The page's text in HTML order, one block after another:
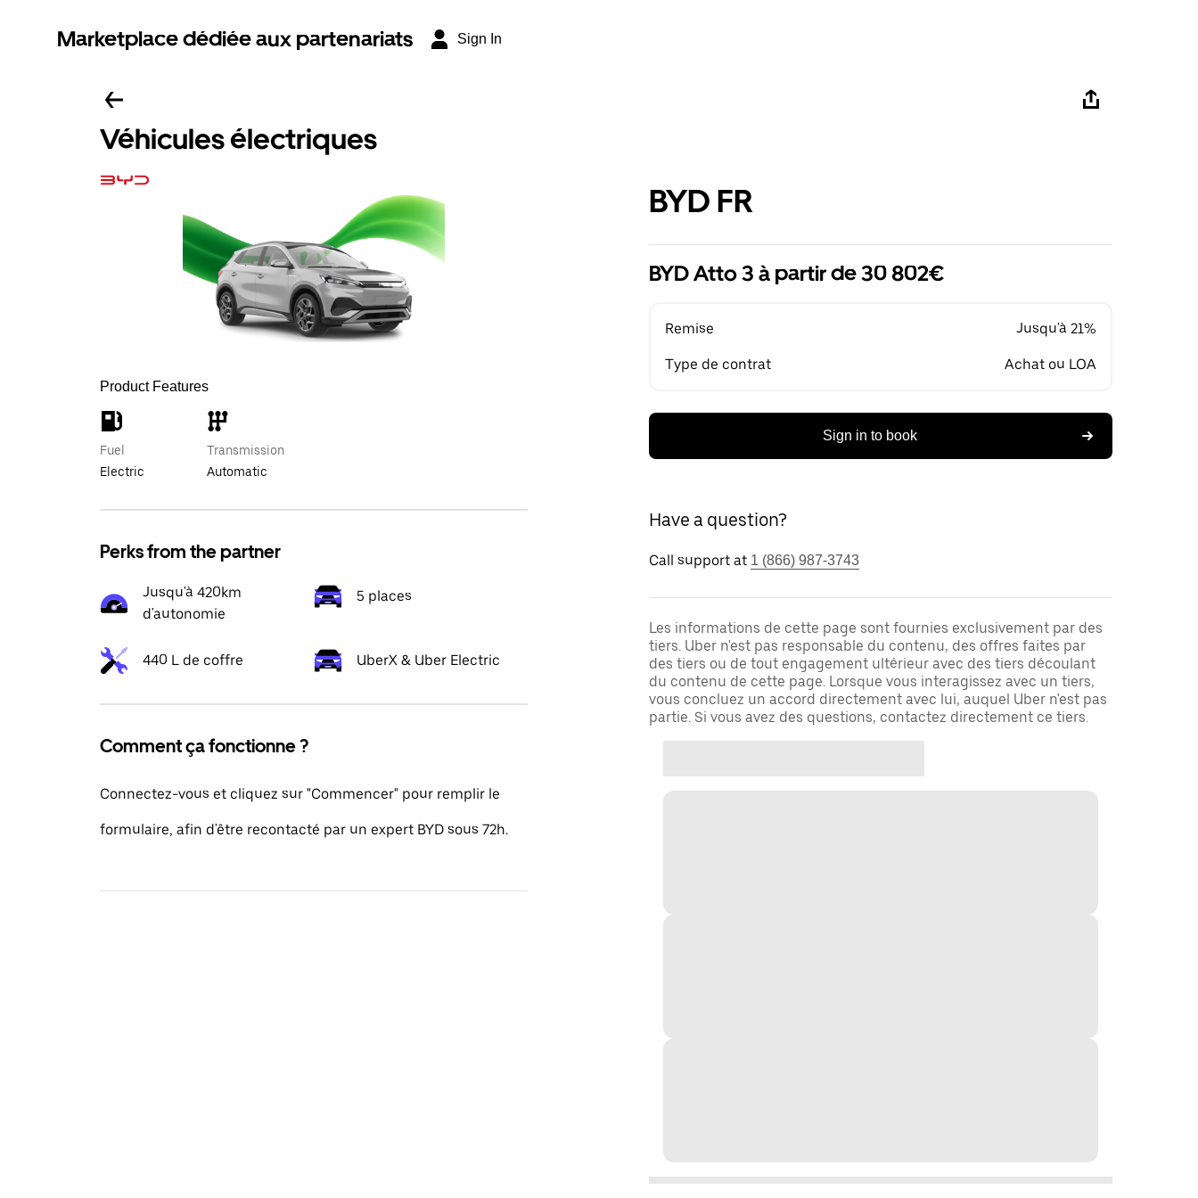
Marketplace dédiée aux partenariats Sign In
Véhicules électriques
Product Features
Fuel
Electric
Transmission
Automatic
Perks from the partner
Jusqu'à 420km
d'autonomie
5 places
440 L de coffre UberX & Uber Electric
Comment ça fonctionne ?
Connectez-vous et cliquez sur "Commencer" pour remplir le
formulaire, afin d'être recontacté par un expert BYD sous 72h.
BYD FR
BYD Atto 3 à partir de 30 802€
Remise Jusqu'à 21%
Type de contrat Achat ou LOA
Sign in to book
Have a question?
Call support at 1 (866) 987-3743
Les informations de cette page sont fournies exclusivement par des
tiers. Uber n'est pas responsable du contenu, des offres faites par
des tiers ou de tout engagement ultérieur avec des tiers découlant
du contenu de cette page. Lorsque vous interagissez avec un tiers,
vous concluez un accord directement avec lui, auquel Uber n'est pas
partie. Si vous avez des questions, contactez directement ce tiers.